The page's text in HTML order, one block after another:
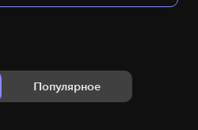
Популярное